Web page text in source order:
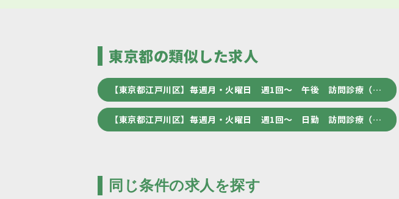
東京都の類似した求人
【東京都江戸川区】毎週月・火曜日 週1回～ 午後 訪問診療（…
【東京都江戸川区】毎週月・火曜日 週1回～ 日勤 訪問診療（…
同じ条件の求人を探す